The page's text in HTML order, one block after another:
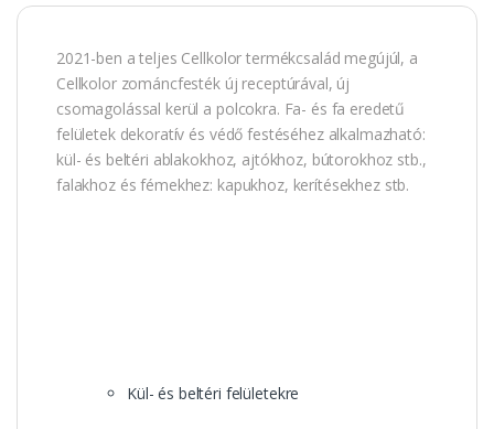
2021-ben a teljes Cellkolor termékcsalád megújúl, a
Cellkolor zománcfesték új receptúrával, új
csomagolással kerül a polcokra. Fa- és fa eredetű
felületek dekoratív és védő festéséhez alkalmazható:
kül- és beltéri ablakokhoz, ajtókhoz, bútorokhoz stb.,
falakhoz és fémekhez: kapukhoz, kerítésekhez stb.
Kül- és beltéri felületekre